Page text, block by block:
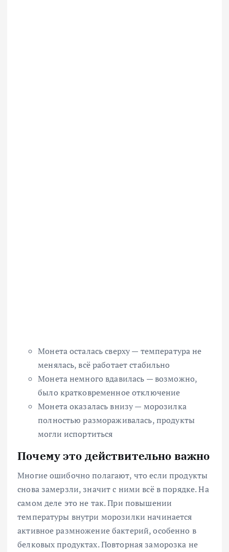
Монета осталась сверху — температура не
менялась, всё работает стабильно
Монета немного вдавилась — возможно,
было кратковременное отключение
Монета оказалась внизу — морозилка
полностью размораживалась, продукты
могли испортиться
Почему это действительно важно
Многие ошибочно полагают, что если продукты
снова замерзли, значит с ними всё в порядке. На
самом деле это не так. При повышении
температуры внутри морозилки начинается
активное размножение бактерий, особенно в
белковых продуктах. Повторная заморозка не